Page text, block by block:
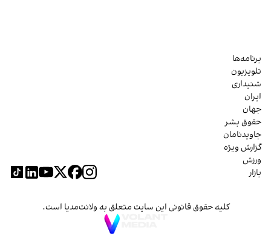
برنامه‌ها
تلویزیون
شنیداری
ایران
جهان
حقوق بشر
جاویدنامان
گزارش ویژه
ورزش
بازار
کلیه حقوق قانونی این سایت متعلق به ولانت‌مدیا است.